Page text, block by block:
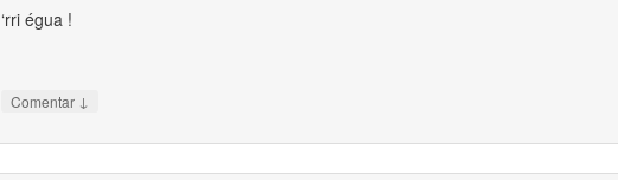
‘rri égua !
Comentar ↓